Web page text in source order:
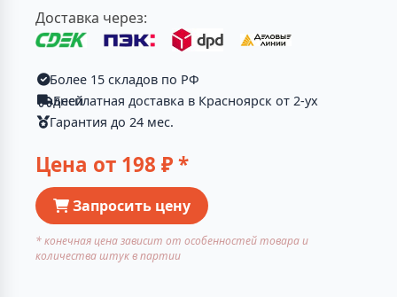
Доставка через:
Более 15 складов по РФ
Бесплатная доставка в Красноярск от 2-ух дней
Гарантия до 24 мес.
Цена от 198 ₽ *
Запросить цену
* конечная цена зависит от особенностей товара и
количества штук в партии